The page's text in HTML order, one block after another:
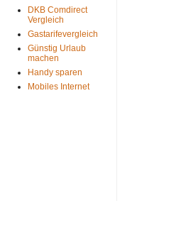
DKB Comdirect
Vergleich
Gastarifevergleich
Günstig Urlaub
machen
Handy sparen
Mobiles Internet